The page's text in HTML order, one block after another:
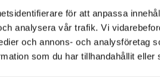
för att anpassa
analysera vår trafik. Vi
och annons- och analysföretag
som du har tillhandahållit